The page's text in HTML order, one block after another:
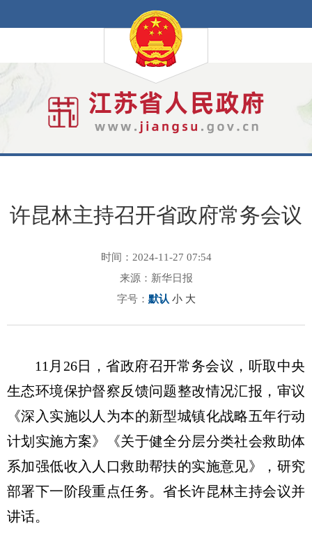
许昆林主持召开省政府常务会议
时间：2024-11-27 07:54
来源：新华日报
字号： 默认 小 大
11月26日，省政府召开常务会议，听取中央
生态环境保护督察反馈问题整改情况汇报，审议
《深入实施以人为本的新型城镇化战略五年行动
计划实施方案》《关于健全分层分类社会救助体
系加强低收入人口救助帮扶的实施意见》，研究
部署下一阶段重点任务。省长许昆林主持会议并
讲话。